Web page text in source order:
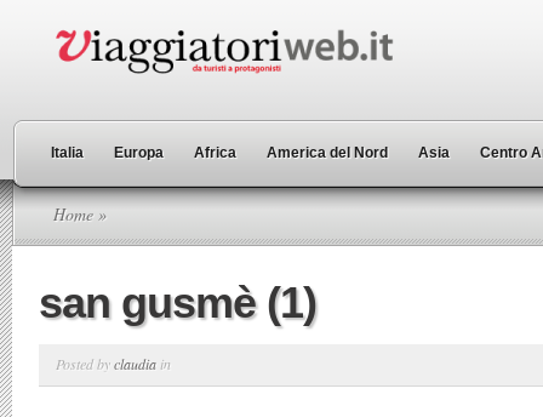
Italia Europa Africa America del Nord Asia Centro
Home »
san gusmè (1)
Posted byclaudia in